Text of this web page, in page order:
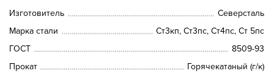
Изготовитель
Северсталь
Марка стали
Ст3кп, Ст3пс, Ст4пс, Ст 5пс
ГОСТ
8509-93
Прокат
Горячекатаный (г/к)